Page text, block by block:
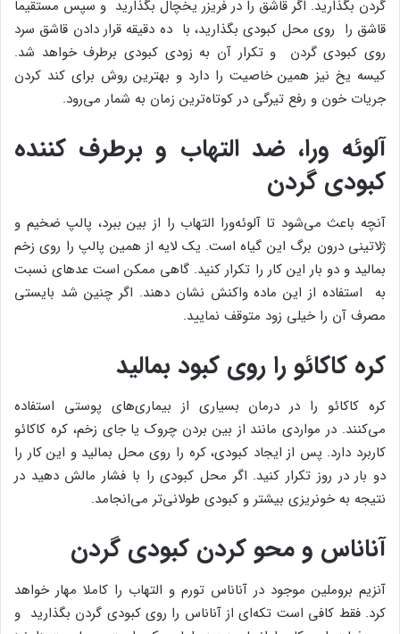
گردن بگذارید. اگر قاشق را در فریزر یخچال بگذارید و سپس مستقیما
قاشق را روی محل کبودی بگذارید، با ده دقیقه قرار دادن قاشق سرد
روی کبودی گردن و تکرار آن به زودی کبودی برطرف خواهد شد.
کیسه یخ نیز همین خاصیت را دارد و بهترین روش برای کند کردن
جریات خون و رفع تیرگی در کوتاه‌ترین زمان به شمار می‌رود.
آلوئه ورا، ضد التهاب و برطرف کننده
کبودی گردن
آنچه باعث می‌شود تا آلوئه‌ورا التهاب را از بین ببرد، پالپ ضخیم و
ژلاتینی درون برگ این گیاه است. یک لایه از همین پالپ را روی زخم
بمالید و دو بار این کار را تکرار کنید. گاهی ممکن است عدهای نسبت
به استفاده از این ماده واکنش نشان دهند. اگر چنین شد بایستی
مصرف آن را خیلی زود متوقف نمایید.
کره کاکائو را روی کبود بمالید
کره کاکائو را در درمان بسیاری از بیماری‌های پوستی استفاده
می‌کنند. در مواردی مانند از بین بردن چروک یا جای زخم، کره کاکائو
کاربرد دارد. پس از ایجاد کبودی، کره را روی محل بمالید و این کار را
دو بار در روز تکرار کنید. اگر محل کبودی را با فشار مالش دهید در
نتیجه به خونریزی بیشتر و کبودی طولانی‌تر می‌انجامد.
آناناس و محو کردن کبودی گردن
آنزیم بروملین موجود در آناناس تورم و التهاب را کاملا مهار خواهد
کرد. فقط کافی است تکه‌ای از آناناس را روی کبودی گردن بگذارید و